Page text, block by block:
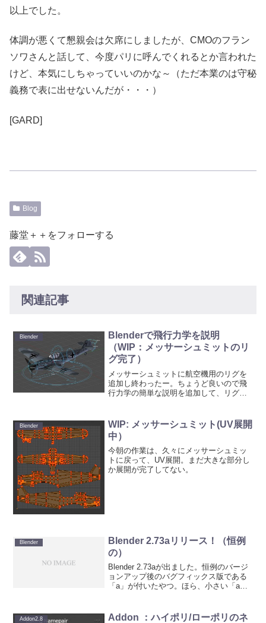
以上でした。
体調が悪くて懇親会は欠席にしましたが、CMOのフラン
ソワさんと話して、今度パリに呼んでくれるとか言われた
けど、本気にしちゃっていいのかな～（ただ本業のは守秘
義務で表に出せないんだが・・・）
[GARD]
Blog
藤堂＋＋をフォローする
関連記事
Blender
Blenderで飛行力学を説明
（WIP：メッサーシュミットのリ
グ完了）
メッサーシュミットに航空機用のリグを
追加し終わったー。ちょうど良いので飛
行力学の簡単な説明を追加して、リグの
気抵抗は寄与分もありますが、主要な抵
抗ではありません）。より...
Blender
WIP: メッサーシュミット(UV展開
中）
今朝の作業は、久々にメッサーシュミッ
トに戻って、UV展開。まだ大きな部分し
か展開が完了してない。
Blender
Blender 2.73aリリース！（恒例
の）
Blender 2.73aが出ました。恒例のバージ
ョンアップ後のバグフィックス版である
「a」が付いたやつ。ほら、小さい「a」
Addon2.8
Addon ：ハイポリ/ローポリのネ